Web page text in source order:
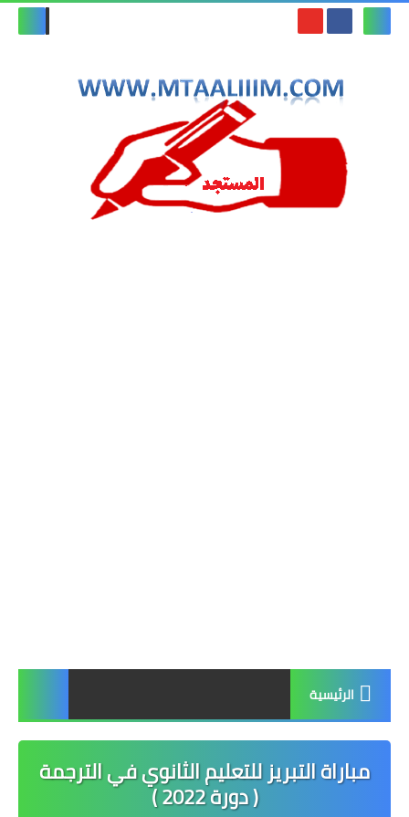
الرئيسية
مباراة التبريز للتعليم الثانوي في الترجمة
( دورة 2022 )